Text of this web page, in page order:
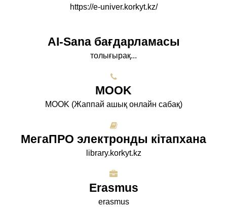
https://e-univer.korkyt.kz/
AI-Sana бағдарламасы
толығырақ...
МООK
МООK (Жаппай ашық онлайн сабақ)
МегаПРО электронды кітапхана
library.korkyt.kz
Erasmus
erasmus